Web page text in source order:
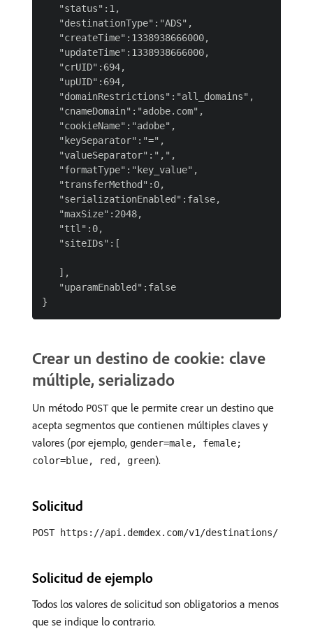
   "status":1,
   "destinationType":"ADS",
   "createTime":1338938666000,
   "updateTime":1338938666000,
   "crUID":694,
   "upUID":694,
   "domainRestrictions":"all_domains",
   "cnameDomain":"adobe.com",
   "cookieName":"adobe",
   "keySeparator":"=",
   "valueSeparator":",",
   "formatType":"key_value",
   "transferMethod":0,
   "serializationEnabled":false,
   "maxSize":2048,
   "ttl":0,
   "siteIDs":[
   ],
   "uparamEnabled":false
Crear un destino de cookie: clave
múltiple, serializado
Un método POSTque le permite crear un destino que
acepta segmentos que contienen múltiples claves y
valores (por ejemplo, gender=male, female;
color=blue, red, green).
Solicitud
POST https://api.demdex.com/v1/destinations/
Solicitud de ejemplo
Todos los valores de solicitud son obligatorios a menos
que se indique lo contrario.